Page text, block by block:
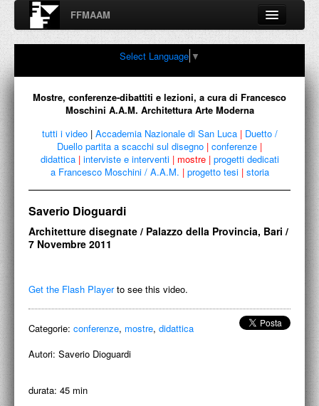
FFMAAM
Fondo Francesco Moschini
A.A.M. Architettura Arte Moderna
Percorsi, nodi, sconfinamenti e contaminazioni tra Arte,
FFMAAM
PUBBLICAZIONI
CONFERENZE
ACCADEMIA NAZIONALE DI SAN LUCA
I.E.D. / ROMA
POLITECNICO DI BARI
Select Language ▼
Mostre, conferenze-dibattiti e lezioni, a cura di Francesco
Moschini A.A.M. Architettura Arte Moderna
tutti i video | Accademia Nazionale di San Luca | Duetto /
Duello partita a scacchi sul disegno | conferenze |
didattica | interviste e interventi | mostre | progetti dedicati
a Francesco Moschini / A.A.M. | progetto tesi | storia
Saverio Dioguardi
Architetture disegnate / Palazzo della Provincia, Bari /
7 Novembre 2011
Get the Flash Playerto see this video.
Categorie: conferenze, mostre, didattica
Autori: Saverio Dioguardi
durata: 45 min